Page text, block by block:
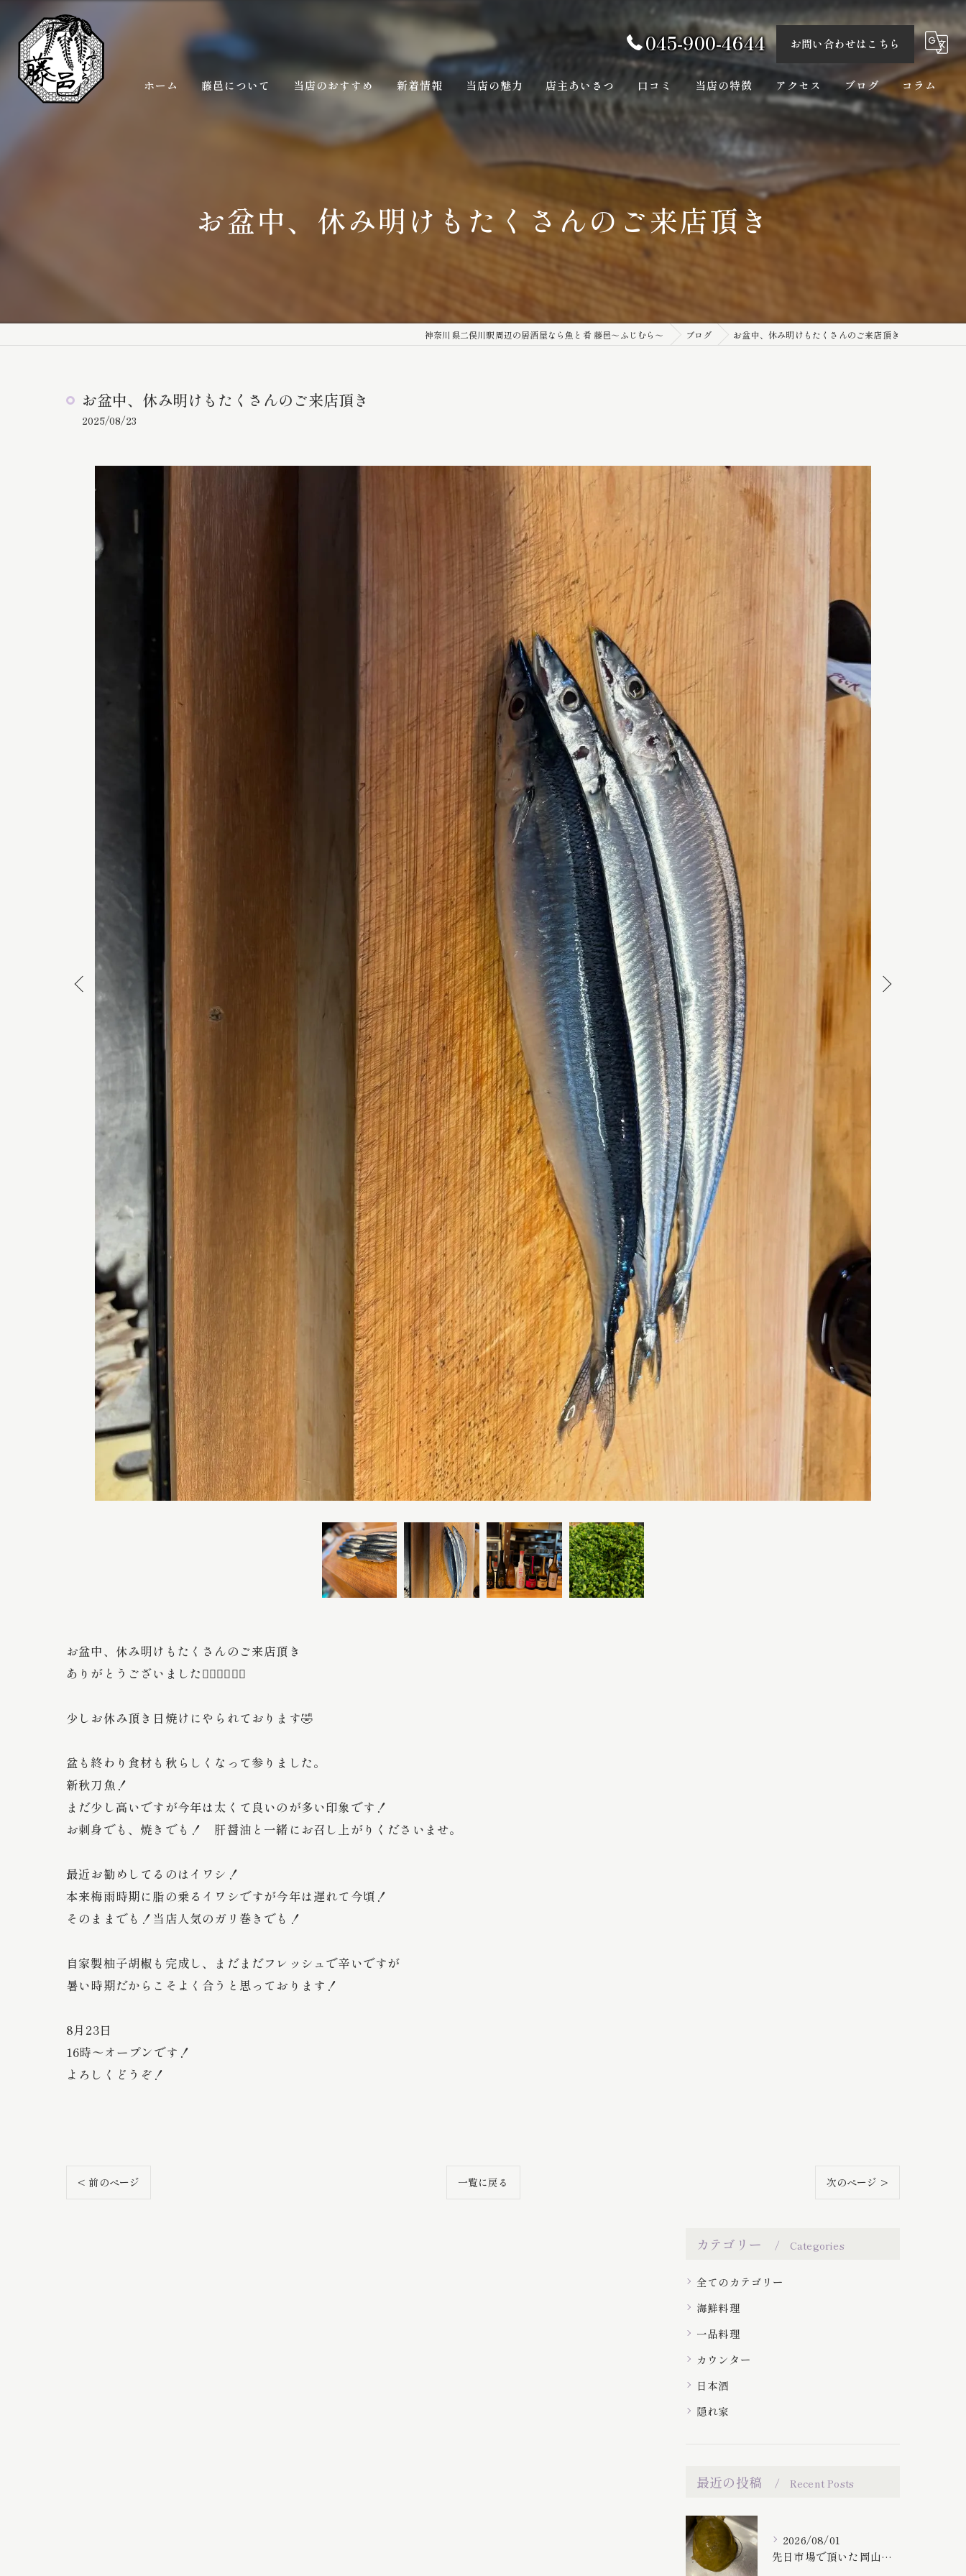
045-900-4644 お問い合わせはこちら
ホーム 藤邑について 当店のおすすめ 新着情報 当店の魅力 店主あいさつ 口コミ 当店の特徴
海鮮料理
一品料理
カウンター
アクセス ブログ コラム
お盆中、休み明けもたくさんのご来店頂き
神奈川県二俣川駅周辺の居酒屋なら魚と肴 藤邑～ふじむら～ ブログ お盆中、休み明けもたくさんのご来店頂き
お盆中、休み明けもたくさんのご来店頂き
2025/08/23
お盆中、休み明けもたくさんのご来店頂き
ありがとうございました🙇‍♂️🙇‍♂️🙇‍♂️
少しお休み頂き日焼けにやられております🤣
盆も終わり食材も秋らしくなって参りました。
新秋刀魚！
まだ少し高いですが今年は太くて良いのが多い印象です！
お刺身でも、焼きでも！ 肝醤油と一緒にお召し上がりくださいませ。
最近お勧めしてるのはイワシ！
本来梅雨時期に脂の乗るイワシですが今年は遅れて今頃！
そのままでも！当店人気のガリ巻きでも！
自家製柚子胡椒も完成し、まだまだフレッシュで辛いですが
暑い時期だからこそよく合うと思っております！
8月23日
16時〜オープンです！
よろしくどうぞ！
< 前のページ 一覧に戻る 次のページ >
カテゴリー Categories
全てのカテゴリー
海鮮料理
一品料理
カウンター
日本酒
隠れ家
最近の投稿 Recent Posts
2026/08/01
先日市場で頂いた岡山産、天然すっぽん
お問い合わせはこちら
お問い合わせはこちら